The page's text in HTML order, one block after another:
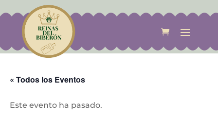
« Todos los Eventos
Este evento ha pasado.